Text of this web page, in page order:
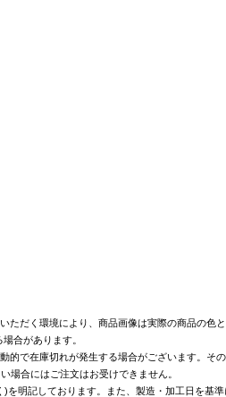
ただく環境により、商品画像は実際の商品の
合があります。
的で在庫切れが発生する場合がございます。そ
場合にはご注文はお受けできません。
明記しております。また、製造・加工日を基